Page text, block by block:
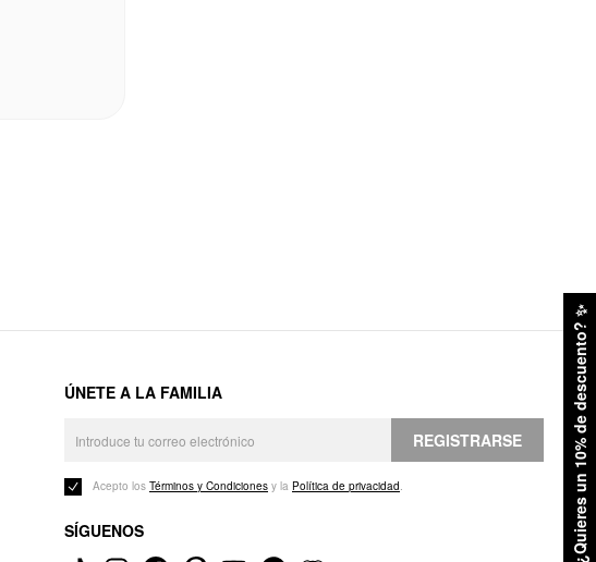
¿Quieres un 10% de descuento?
✨
ÚNETE A LA FAMILIA
REGISTRARSE
Acepto los Términos y Condiciones y la Política de privacidad.
SÍGUENOS